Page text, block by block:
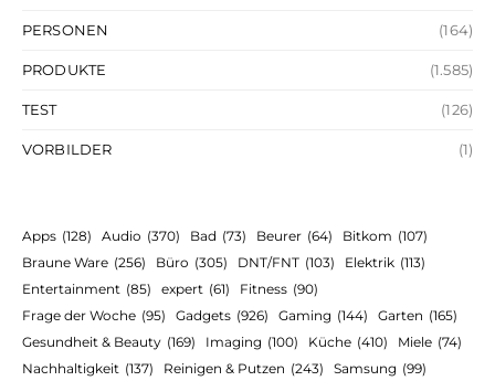
PERSONEN (164)
PRODUKTE (1.585)
TEST (126)
VORBILDER (1)
Apps (128) Audio (370) Bad (73) Beurer (64) Bitkom (107)
Braune Ware (256) Büro (305) DNT/FNT (103) Elektrik (113)
Entertainment (85) expert (61) Fitness (90)
Frage der Woche (95) Gadgets (926) Gaming (144) Garten (165)
Gesundheit & Beauty (169) Imaging (100) Küche (410) Miele (74)
Nachhaltigkeit (137) Reinigen & Putzen (243) Samsung (99)